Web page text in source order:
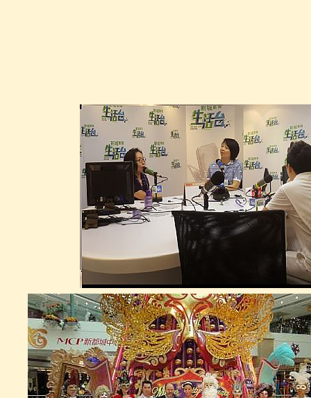
GM0003
金箔浮雕畫框 GOLD FOIL
PICTURE FRAME
GM0004
法國式宮廷椅( 金箔)